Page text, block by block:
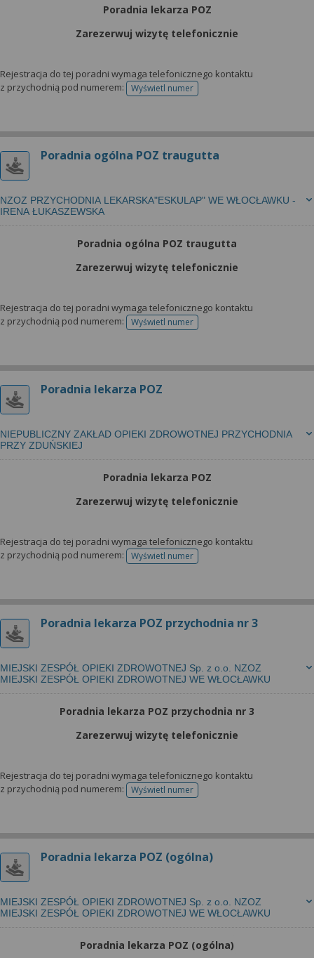
Poradnia lekarza POZ
Zarezerwuj wizytę telefonicznie
Rejestracja do tej poradni wymaga telefonicznego kontaktu
z przychodnią pod numerem:
Wyświetl numertelefonu do rejestracji
Poradnia ogólna POZ traugutta
NZOZ PRZYCHODNIA LEKARSKA"ESKULAP" WE WŁOCŁAWKU -
IRENA ŁUKASZEWSKA
Poradnia ogólna POZ traugutta
Zarezerwuj wizytę telefonicznie
Rejestracja do tej poradni wymaga telefonicznego kontaktu
z przychodnią pod numerem:
Wyświetl numertelefonu do rejestracji
Poradnia lekarza POZ
NIEPUBLICZNY ZAKŁAD OPIEKI ZDROWOTNEJ PRZYCHODNIA
PRZY ZDUŃSKIEJ
Poradnia lekarza POZ
Zarezerwuj wizytę telefonicznie
Rejestracja do tej poradni wymaga telefonicznego kontaktu
z przychodnią pod numerem:
Wyświetl numertelefonu do rejestracji
Poradnia lekarza POZ przychodnia nr 3
MIEJSKI ZESPÓŁ OPIEKI ZDROWOTNEJ Sp. z o.o. NZOZ
MIEJSKI ZESPÓŁ OPIEKI ZDROWOTNEJ WE WŁOCŁAWKU
Poradnia lekarza POZ przychodnia nr 3
Zarezerwuj wizytę telefonicznie
Rejestracja do tej poradni wymaga telefonicznego kontaktu
z przychodnią pod numerem:
Wyświetl numertelefonu do rejestracji
Poradnia lekarza POZ (ogólna)
MIEJSKI ZESPÓŁ OPIEKI ZDROWOTNEJ Sp. z o.o. NZOZ
MIEJSKI ZESPÓŁ OPIEKI ZDROWOTNEJ WE WŁOCŁAWKU
Poradnia lekarza POZ (ogólna)